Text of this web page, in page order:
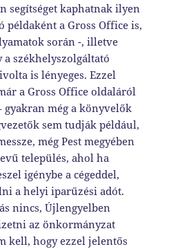
segítséget kaphatnak ilyen
példaként a Gross Office is,
során -, illetve
székhelyszolgáltató
is lényeges. Ezzel
a Gross Office oldaláról
még a könyvelők
sem tudják például,
még Pest megyében
település, ahol ha
igénybe a cégeddel,
a helyi iparűzési adót.
nincs, Újlengyelben
az önkormányzat
kell, hogy ezzel jelentős